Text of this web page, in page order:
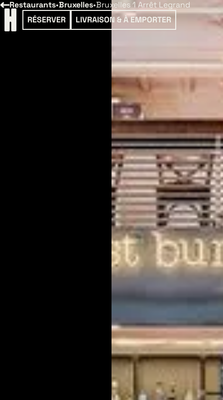
RÉSERVER LIVRAISON & À EMPORTER
Restaurants•Bruxelles•Bruxelles 1 Arrêt Legrand